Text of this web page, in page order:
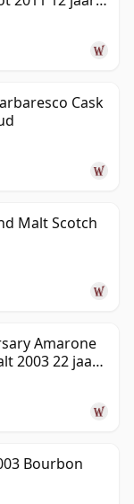
Cask
Malt Scotch
Amarone
2003 22 jaar
Bourbon